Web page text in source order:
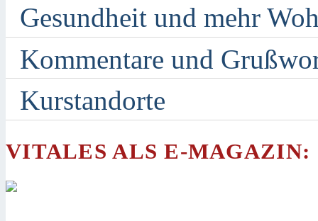
Gesundheit und mehr
Kommentare und
Kurstandorte
VITALES ALS E-MAGAZIN: